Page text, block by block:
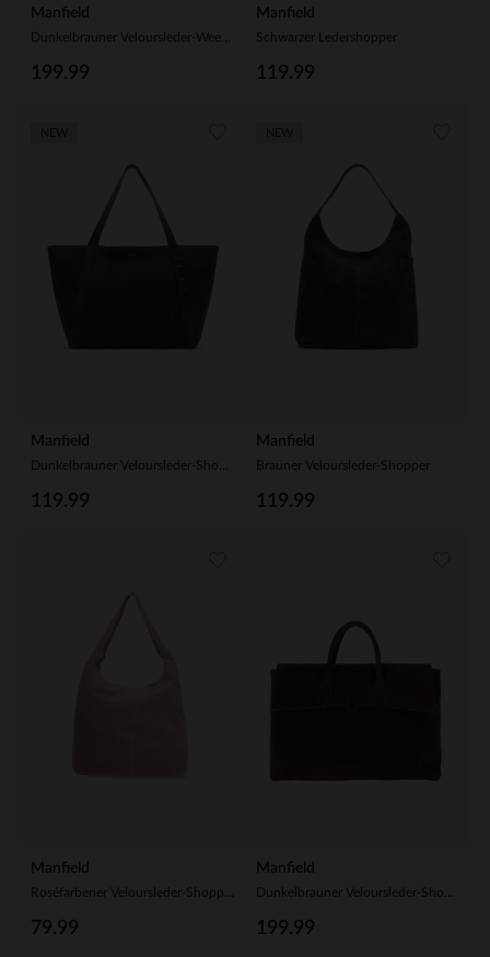
Manfield
199.99
Manfield
Schwarzer Ledershopper
119.99
Manfield
119.99
Manfield
Brauner Veloursleder-Shopper
119.99
Manfield
79.99
Manfield
199.99